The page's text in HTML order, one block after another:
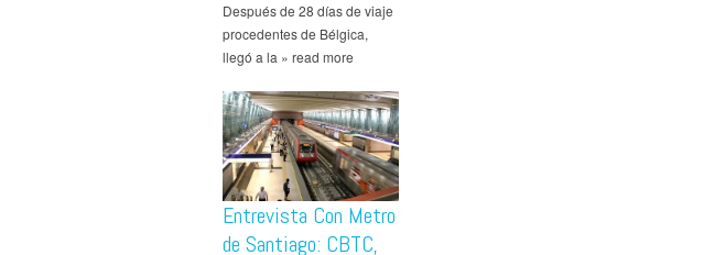
Después de 28 días de viaje
procedentes de Bélgica,
llegó a la » read more
Entrevista Con Metro
de Santiago: CBTC,